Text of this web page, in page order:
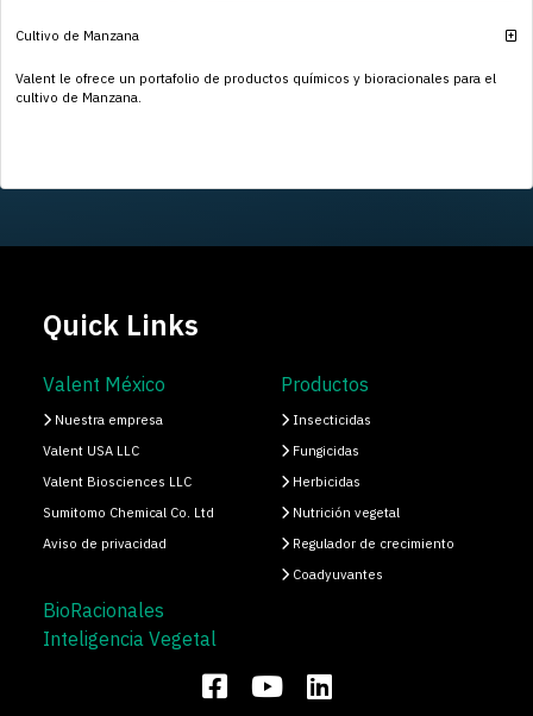
Cultivo de Manzana
Valent le ofrece un portafolio de productos químicos y bioracionales para el
cultivo de Manzana.
Quick Links
Valent México
Nuestra empresa
Valent USA LLC
Valent Biosciences LLC
Sumitomo Chemical Co. Ltd
Aviso de privacidad
Productos
Insecticidas
Fungicidas
Herbicidas
Nutrición vegetal
Regulador de crecimiento
Coadyuvantes
BioRacionales
Inteligencia Vegetal